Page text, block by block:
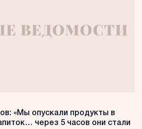
«Мы опускали продукты в
через 5 часов они стали